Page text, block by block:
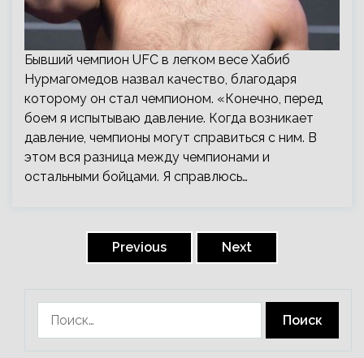
Бывший чемпион UFC в легком весе Хабиб
Нурмагомедов назвал качество, благодаря
которому он стал чемпионом. «Конечно, перед
боем я испытываю давление. Когда возникает
давление, чемпионы могут справиться с ним. В
этом вся разница между чемпионами и
остальными бойцами. Я справлюсь…
Previous Next